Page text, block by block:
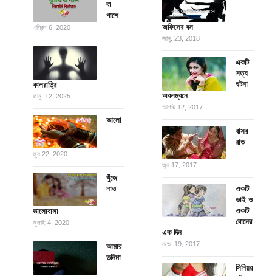
বা
পাশে
এপ্রিল 6, 2020
কালরাত্রি
জানু. 12, 2025
আলো
জুন 22, 2020
খুঁজে
নাও
ভালোবাসা
জুলাই 4, 2020
আমার
তনিমা
অফিসের বস
জানু. 23, 2018
একটি
সত্য
ঘটনা
অবলম্বনে
আগস্ট 12, 2017
বাসর
রাত
জুন 17, 2017
একটি
ভাই ও
একটি
বোনের
এক দিন
নভে. 19, 2017
সিনিয়র